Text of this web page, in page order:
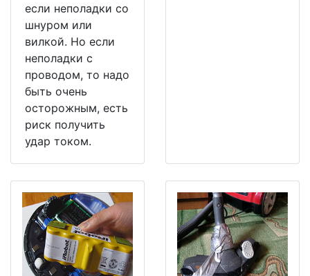
если неполадки со
шнуром или
вилкой. Но если
неполадки с
проводом, то надо
быть очень
осторожным, есть
риск получить
удар током.